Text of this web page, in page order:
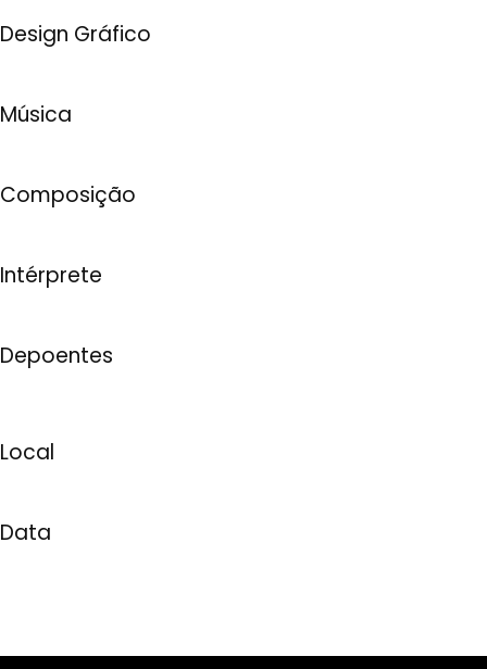
Design Gráfico
Música
Composição
Intérprete
Depoentes
Local
Data